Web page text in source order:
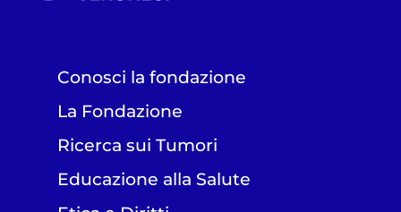
Conosci la fondazione
La Fondazione
Ricerca sui Tumori
Educazione alla Salute